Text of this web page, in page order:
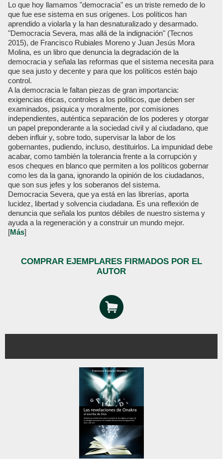
Lo que hoy llamamos "democracia" es un triste remedo de lo
que fue ese sistema en sus orígenes. Los políticos han
aprendido a violarla y la han desnaturalizado y desarmado.
"Democracia Severa, mas allá de la indignación" (Tecnos
2015), de Francisco Rubiales Moreno y Juan Jesús Mora
Molina, es un libro que denuncia la degradación de la
democracia y señala las reformas que el sistema necesita para
que sea justo y decente y para que los políticos estén bajo
control.
A la democracia le faltan piezas de gran importancia:
exigencias éticas, controles a los políticos, que deben ser
examinados, psiquica y moralmente, por comisiones
independientes, auténtica separación de los poderes y otorgar
un papel preponderante a la sociedad civil y al ciudadano, que
deben influir y, sobre todo, supervisar la labor de los
gobernantes, pudiendo, incluso, destituirlos. La impunidad debe
acabar, como también la tolerancia frente a la corrupción y
esos cheques en blanco que permiten a los políticos gobernar
como les da la gana, ignorando la opinión de los ciudadanos,
que son sus jefes y los soberanos del sistema.
Democracia Severa, que ya está en las librerías, aporta
lucidez, libertad y solvencia ciudadana. Es una reflexión de
denuncia que señala los puntos débiles de nuestro sistema y
ayuda a la regeneración y a construir un mundo mejor.
[Más]
COMPRAR EJEMPLARES FIRMADOS POR EL
AUTOR